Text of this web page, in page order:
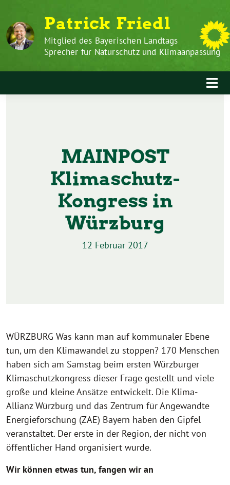
Inhalt
springen
zum
Inhalt
Patrick Friedl
Mitglied des Bayerischen Landtags
Sprecher für Naturschutz und Klimaanpassung
MAINPOST
Klimaschutz-
Kongress in
Würzburg
12 Februar 2017
WÜRZBURG Was kann man auf kommunaler Ebene
tun, um den Klimawandel zu stoppen? 170 Menschen
haben sich am Samstag beim ersten Würzburger
Klimaschutzkongress dieser Frage gestellt und viele
große und kleine Ansätze entwickelt. Die Klima-
Allianz Würzburg und das Zentrum für Angewandte
Energieforschung (ZAE) Bayern haben den Gipfel
veranstaltet. Der erste in der Region, der nicht von
öffentlicher Hand organisiert wurde.
Wir können etwas tun, fangen wir an